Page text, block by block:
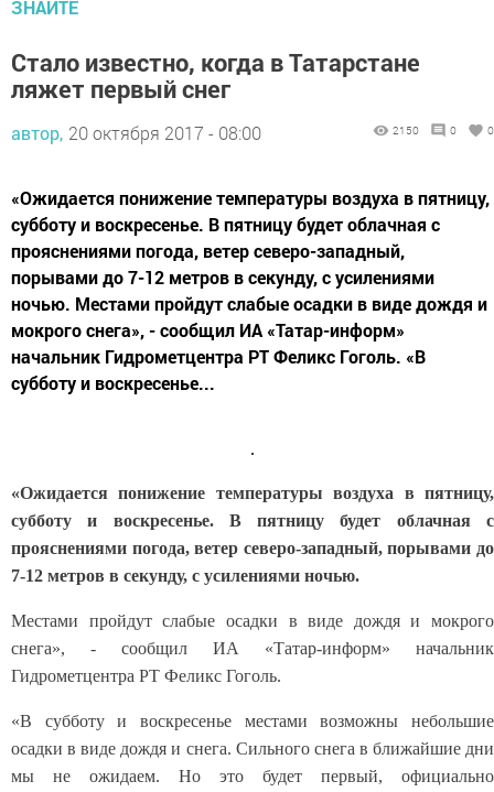
ЗНАЙТЕ
Стало известно, когда в Татарстане
ляжет первый снег
автор, 20 октября 2017 - 08:00 2150 0 0
«Ожидается понижение температуры воздуха в пятницу,
субботу и воскресенье. В пятницу будет облачная с
прояснениями погода, ветер северо-западный,
порывами до 7-12 метров в секунду, с усилениями
ночью. Местами пройдут слабые осадки в виде дождя и
мокрого снега», - сообщил ИА «Татар-информ»
начальник Гидрометцентра РТ Феликс Гоголь. «В
субботу и воскресенье...
«Ожидается понижение температуры воздуха в пятницу,
субботу и воскресенье. В пятницу будет облачная с
прояснениями погода, ветер северо-западный, порывами до
7-12 метров в секунду, с усилениями ночью.
Местами пройдут слабые осадки в виде дождя и мокрого
снега», - сообщил ИА «Татар-информ» начальник
Гидрометцентра РТ Феликс Гоголь.
«В субботу и воскресенье местами возможны небольшие
осадки в виде дождя и снега. Сильного снега в ближайшие дни
мы не ожидаем. Но это будет первый, официально